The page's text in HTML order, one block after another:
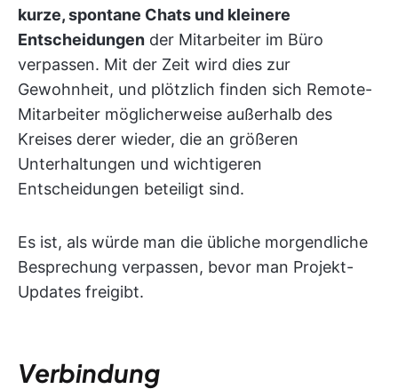
kurze, spontane Chats und kleinere
Entscheidungen der Mitarbeiter im Büro
verpassen. Mit der Zeit wird dies zur
Gewohnheit, und plötzlich finden sich Remote-
Mitarbeiter möglicherweise außerhalb des
Kreises derer wieder, die an größeren
Unterhaltungen und wichtigeren
Entscheidungen beteiligt sind.
Es ist, als würde man die übliche morgendliche
Besprechung verpassen, bevor man Projekt-
Updates freigibt.
Verbindung